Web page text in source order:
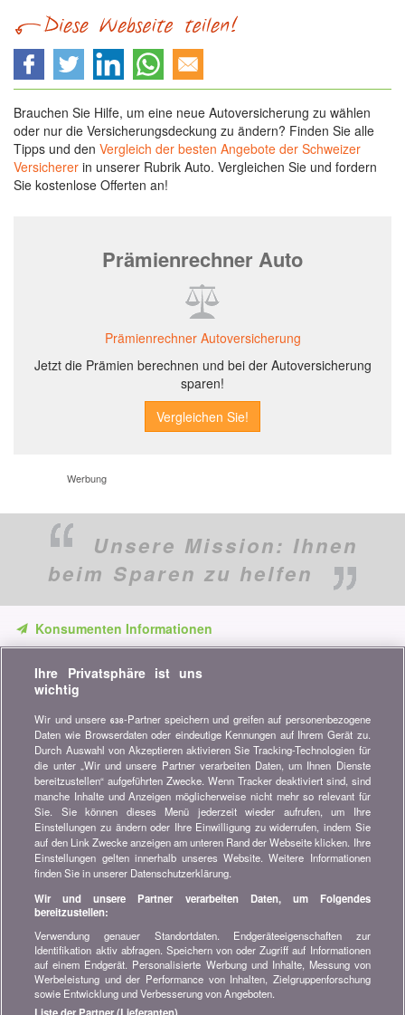
Brauchen Sie Hilfe, um eine neue Autoversicherung zu wählen
oder nur die Versicherungsdeckung zu ändern? Finden Sie alle
Tipps und den Vergleich der besten Angebote der Schweizer
Versicherer in unserer Rubrik Auto. Vergleichen Sie und fordern
Sie kostenlose Offerten an!
Prämienrechner Auto
Prämienrechner Autoversicherung
Jetzt die Prämien berechnen und bei der Autoversicherung
sparen!
Werbung
Unsere Mission: Ihnen
beim Sparen zu helfen
Konsumenten Informationen
unsere Vergleiche, Ratschläge und Tipps in den Bereichen
Versicherung, Finanzen, Konsumgüter und vieles mehr...
Newsletter bestellen
Treten Sie unserer Community bei
Bleiben Sie auf dem neuesten Stand, finden Sie alle Ratschläge
und Tipps zum Sparen auf:
Wissenswertes über bonus.ch
Wer ist bonus.ch? Wie funktionieren die Vergleiche?
Presseanfragen, Partnerschaften, Werbung...
Alle Informationen über bonus.ch
Ihre Privatsphäre ist uns
wichtig
Wir und unsere 638-Partner speichern und greifen auf personenbezogene
Daten wie Browserdaten oder eindeutige Kennungen auf Ihrem Gerät zu.
Durch Auswahl von Akzeptieren aktivieren Sie Tracking-Technologien für
die unter „Wir und unsere Partner verarbeiten Daten, um Ihnen Dienste
bereitzustellen“ aufgeführten Zwecke. Wenn Tracker deaktiviert sind, sind
manche Inhalte und Anzeigen möglicherweise nicht mehr so relevant für
Sie. Sie können dieses Menü jederzeit wieder aufrufen, um Ihre
Einstellungen zu ändern oder Ihre Einwilligung zu widerrufen, indem Sie
auf den Link Zwecke anzeigen am unteren Rand der Webseite klicken. Ihre
Einstellungen gelten innerhalb unseres Website. Weitere Informationen
finden Sie in unserer Datenschutzerklärung.
Wir und unsere Partner verarbeiten Daten, um Folgendes
bereitzustellen:
Verwendung genauer Standortdaten. Endgeräteeigenschaften zur
Identifikation aktiv abfragen. Speichern von oder Zugriff auf Informationen
auf einem Endgerät. Personalisierte Werbung und Inhalte, Messung von
Werbeleistung und der Performance von Inhalten, Zielgruppenforschung
sowie Entwicklung und Verbesserung von Angeboten.
Liste der Partner (Lieferanten)